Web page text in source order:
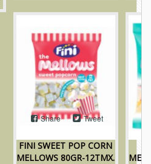
FINI SWEET POP CORN
MELLOWS 80GR-12TMX.
Share Tweet